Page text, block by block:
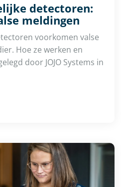
detectoren:
meldingen
voorkomen valse
Hoe ze werken en
door JOJO Systems in